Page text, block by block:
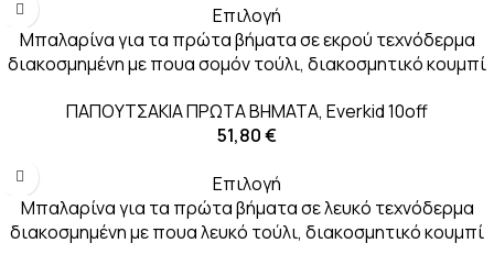
Επιλογή
Μπαλαρίνα για τα πρώτα βήματα σε εκρού τεχνόδερμα
διακοσμημένη με πουα σομόν τούλι, διακοσμητικό κουμπί
ΠΑΠΟΥΤΣΑΚΙΑ ΠΡΩΤΑ ΒΗΜΑΤΑ, Everkid 10off
51,80€
Επιλογή
Μπαλαρίνα για τα πρώτα βήματα σε λευκό τεχνόδερμα
διακοσμημένη με πουα λευκό τούλι, διακοσμητικό κουμπί